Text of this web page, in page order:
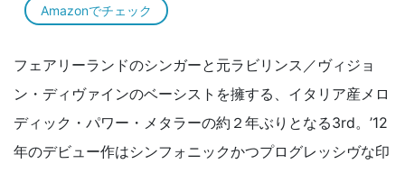
Amazonでチェック
フェアリーランドのシンガーと元ラビリンス／ヴィジョ
ン・ディヴァインのベーシストを擁する、イタリア産メロ
ディック・パワー・メタラーの約２年ぶりとなる3rd。’12
年のデビュー作はシンフォニックかつプログレッシヴな印